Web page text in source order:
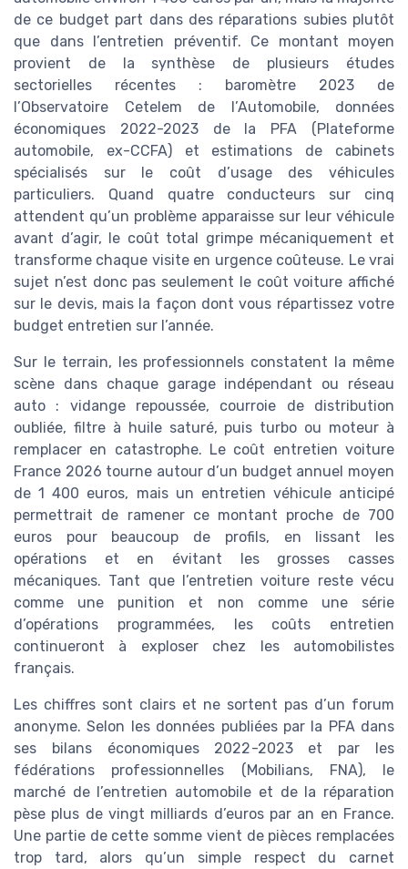
de ce budget part dans des réparations subies plutôt
que dans l’entretien préventif. Ce montant moyen
provient de la synthèse de plusieurs études
sectorielles récentes : baromètre 2023 de
l’Observatoire Cetelem de l’Automobile, données
économiques 2022-2023 de la PFA (Plateforme
automobile, ex-CCFA) et estimations de cabinets
spécialisés sur le coût d’usage des véhicules
particuliers. Quand quatre conducteurs sur cinq
attendent qu’un problème apparaisse sur leur véhicule
avant d’agir, le coût total grimpe mécaniquement et
transforme chaque visite en urgence coûteuse. Le vrai
sujet n’est donc pas seulement le coût voiture affiché
sur le devis, mais la façon dont vous répartissez votre
budget entretien sur l’année.
Sur le terrain, les professionnels constatent la même
scène dans chaque garage indépendant ou réseau
auto : vidange repoussée, courroie de distribution
oubliée, filtre à huile saturé, puis turbo ou moteur à
remplacer en catastrophe. Le coût entretien voiture
France 2026 tourne autour d’un budget annuel moyen
de 1 400 euros, mais un entretien véhicule anticipé
permettrait de ramener ce montant proche de 700
euros pour beaucoup de profils, en lissant les
opérations et en évitant les grosses casses
mécaniques. Tant que l’entretien voiture reste vécu
comme une punition et non comme une série
d’opérations programmées, les coûts entretien
continueront à exploser chez les automobilistes
français.
Les chiffres sont clairs et ne sortent pas d’un forum
anonyme. Selon les données publiées par la PFA dans
ses bilans économiques 2022-2023 et par les
fédérations professionnelles (Mobilians, FNA), le
marché de l’entretien automobile et de la réparation
pèse plus de vingt milliards d’euros par an en France.
Une partie de cette somme vient de pièces remplacées
trop tard, alors qu’un simple respect du carnet